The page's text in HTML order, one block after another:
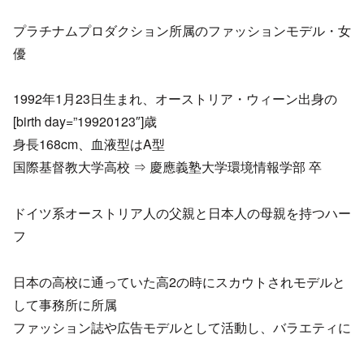
プラチナムプロダクション所属のファッションモデル・女
優
1992年1月23日生まれ、オーストリア・ウィーン出身の
[birth day=”19920123″]歳
身長168cm、血液型はA型
国際基督教大学高校 ⇒ 慶應義塾大学環境情報学部 卒
ドイツ系オーストリア人の父親と日本人の母親を持つハー
フ
日本の高校に通っていた高2の時にスカウトされモデルと
して事務所に所属
ファッション誌や広告モデルとして活動し、バラエティに